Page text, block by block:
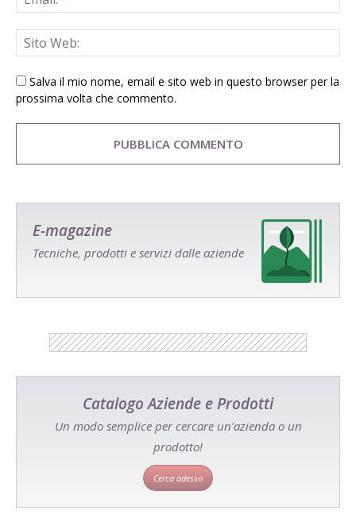
Salva il mio nome, email e sito web in questo browser per la
prossima volta che commento.
E-magazine
Tecniche, prodotti e servizi dalle aziende
Catalogo Aziende e Prodotti
Un modo semplice per cercare un'azienda o un
prodotto!
Cerca adesso